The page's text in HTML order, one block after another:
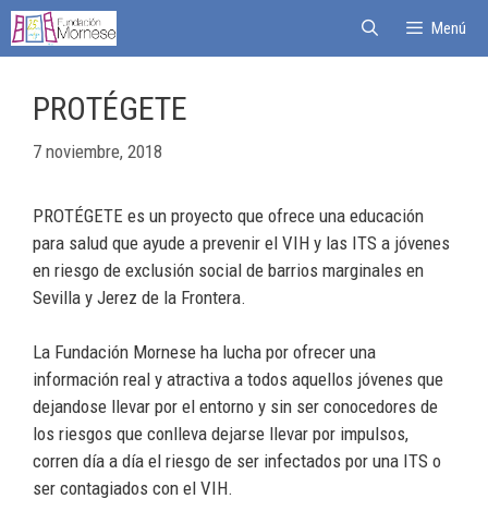
Menú
PROTÉGETE
7 noviembre, 2018
PROTÉGETE es un proyecto que ofrece una educación
para salud que ayude a prevenir el VIH y las ITS a jóvenes
en riesgo de exclusión social de barrios marginales en
Sevilla y Jerez de la Frontera.
La Fundación Mornese ha lucha por ofrecer una
información real y atractiva a todos aquellos jóvenes que
dejandose llevar por el entorno y sin ser conocedores de
los riesgos que conlleva dejarse llevar por impulsos,
corren día a día el riesgo de ser infectados por una ITS o
ser contagiados con el VIH.